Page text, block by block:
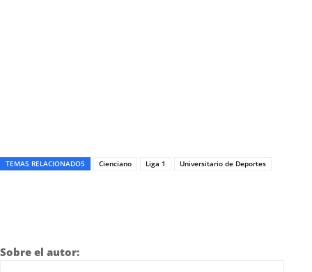
TEMAS RELACIONADOS Cienciano Liga 1 Universitario de Deportes
Sobre el autor: